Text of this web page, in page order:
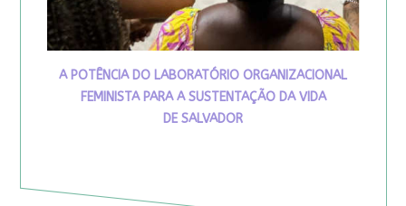
A POTÊNCIA DO LABORATÓRIO ORGANIZACIONAL
FEMINISTA PARA A SUSTENTAÇÃO DA VIDA
DE SALVADOR